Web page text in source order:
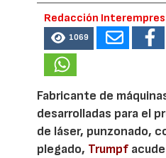
Redacción
1069
Fabricante de
desarrolladas para el
de láser, punzonado,
plegado, Trumpf